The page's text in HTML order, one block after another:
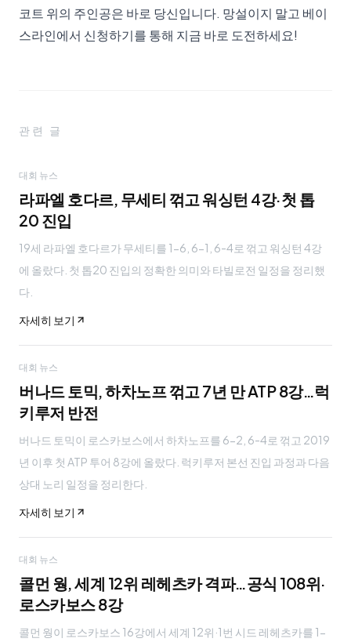
코트 위의 주인공은 바로 당신입니다. 망설이지 말고 베이
스라인에서 신청하기를 통해 지금 바로 도전하세요!
관련 글
대회 뉴스
라파엘 호다르, 무세티 꺾고 워싱턴 4강·첫 톱
20 진입
19세 라파엘 호다르가 무세티를 1-6, 6-1, 6-4로 꺾고 워싱턴 4강
에 올랐다. 첫 톱20 진입의 정확한 의미와 타빌로전 일정을 정리했
다.
자세히 보기
대회 뉴스
버나드 토믹, 하차노프 꺾고 7년 만 ATP 8강…럭
키루저 반전
버나드 토믹이 로스카보스에서 하차노프를 6-2, 6-4로 꺾고 2019
년 이후 첫 ATP 투어 8강에 올랐다. 럭키루저 본선 진입 과정과 다음
상대 노리 일정을 정리한다.
자세히 보기
대회 뉴스
콜먼 웡, 세계 12위 레헤츠카 격파…공식 108위·
로스카보스 8강
콜먼 웡이 로스카보스 16강에서 세계 12위·1번 시드 레헤츠카를 1-